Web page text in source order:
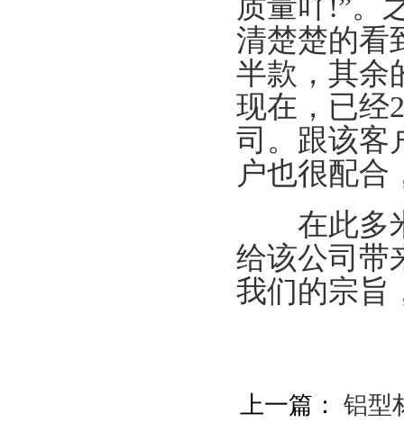
清楚楚的看
半款，其余
现在，已经
司。跟该客
户也很配合
在此多米
给该公司带
我们的宗旨
上一篇： 铝型